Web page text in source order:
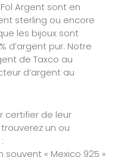
Argent sont en
sterling ou encore
les bijoux sont
d’argent pur. Notre
de Taxco au
d’argent au
certifier de leur
un ou
« Mexico 925 »